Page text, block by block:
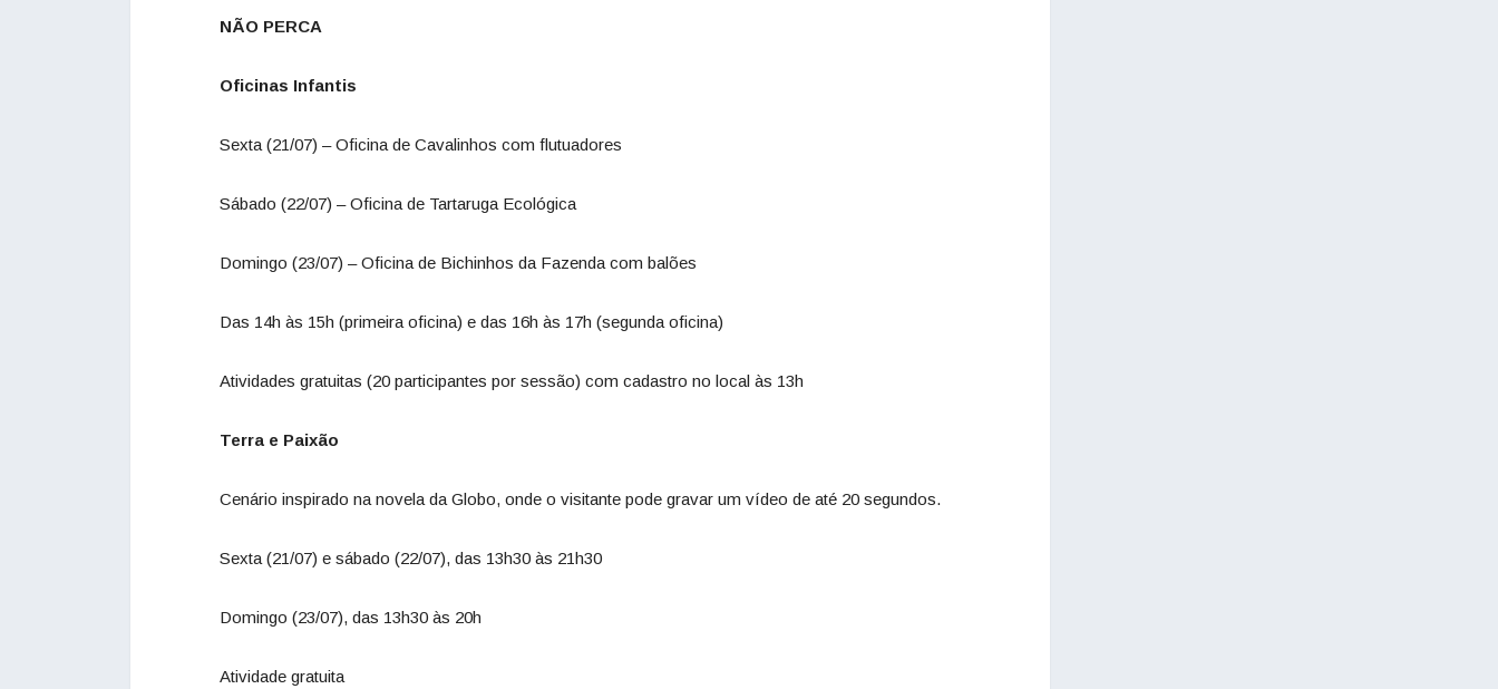
NÃO PERCA
Oficinas Infantis
Sexta (21/07) – Oficina de Cavalinhos com flutuadores
Sábado (22/07) – Oficina de Tartaruga Ecológica
Domingo (23/07) – Oficina de Bichinhos da Fazenda com balões
Das 14h às 15h (primeira oficina) e das 16h às 17h (segunda oficina)
Atividades gratuitas (20 participantes por sessão) com cadastro no local às 13h
Terra e Paixão
Cenário inspirado na novela da Globo, onde o visitante pode gravar um vídeo de até 20 segundos.
Sexta (21/07) e sábado (22/07), das 13h30 às 21h30
Domingo (23/07), das 13h30 às 20h
Atividade gratuita